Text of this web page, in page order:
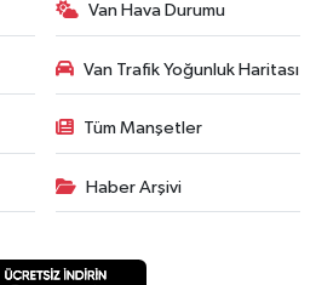
Van Hava Durumu
Van Trafik Yoğunluk Haritası
Tüm Manşetler
Haber Arşivi